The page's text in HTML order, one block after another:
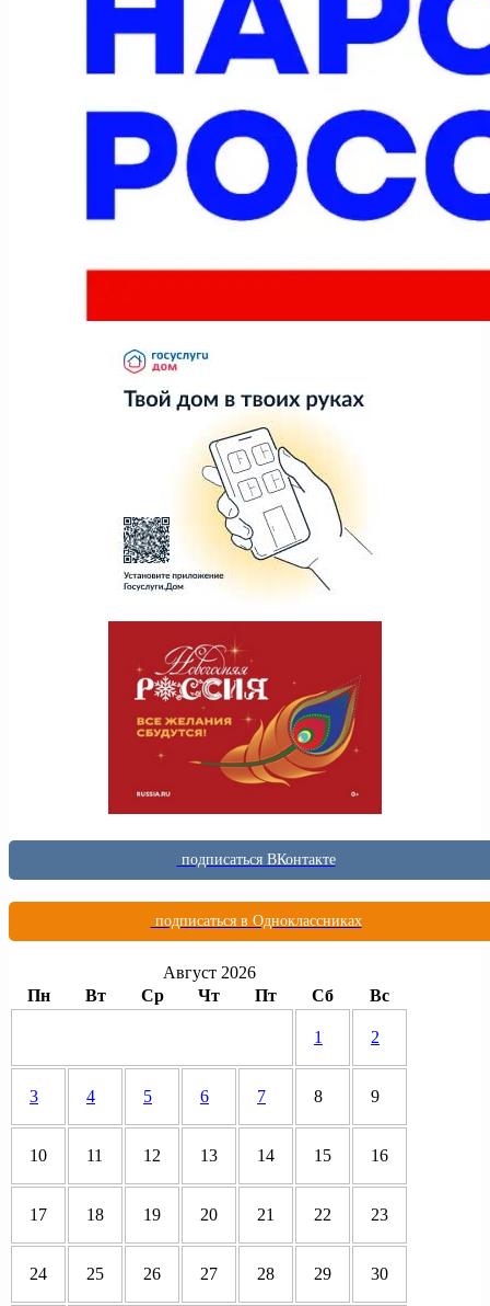
подписаться ВКонтакте
подписаться в Одноклассниках
Август 2026
Пн
Вт Ср Чт Пт Сб Вс
1 2
3 4 5 6 7 8 9
10 11 12 13 14 15 16
17 18 19 20 21 22 23
24 25 26 27 28 29 30